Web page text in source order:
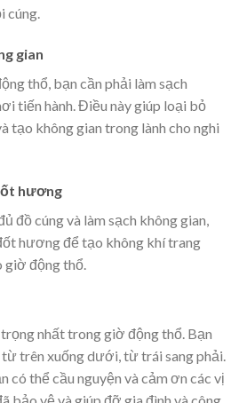
cúng.
gian
thổ, bạn cần phải làm sạch
tiến hành. Điều này giúp loại bỏ
tạo không gian trong lành cho nghi
hương
đồ cúng và làm sạch không gian,
hương để tạo không khí trang
giờ động thổ.
nhất trong giờ động thổ. Bạn
trên xuống dưới, từ trái sang phải.
có thể cầu nguyện và cảm ơn các vị